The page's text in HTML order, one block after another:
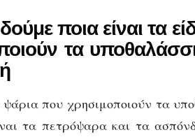
ποια είναι τα
τα
που χρησιμοποιούν τα
τα πετρόψαρα και τα